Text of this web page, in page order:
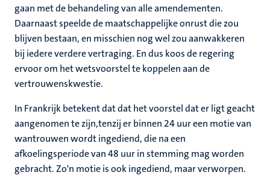
gaan met de behandeling van alle amendementen.
Daarnaast speelde de maatschappelijke onrust die zou
blijven bestaan, en misschien nog wel zou aanwakkeren
bij iedere verdere vertraging. En dus koos de regering
ervoor om het wetsvoorstel te koppelen aan de
vertrouwenskwestie.
In Frankrijk betekent dat dat het voorstel dat er ligt geacht
aangenomen te zijn,tenzij er binnen 24 uur een motie van
wantrouwen wordt ingediend, die na een
afkoelingsperiode van 48 uur in stemming mag worden
gebracht. Zo'n motie is ook ingediend, maar verworpen.